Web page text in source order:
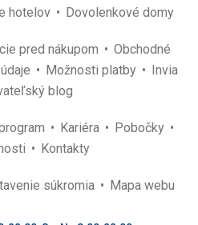
hotelov Dovolenkové domy
pred nákupom
Obchodné
Možnosti platby
Invia
blog
Kariéra
Pobočky
Kontakty
súkromia Mapa webu